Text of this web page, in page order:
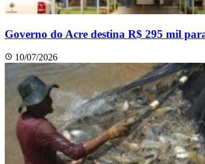
Governo do Acre destina R$ 295 mil
10/07/2026